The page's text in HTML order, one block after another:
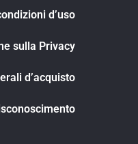
d’uso
sulla Privacy
d’acquisto